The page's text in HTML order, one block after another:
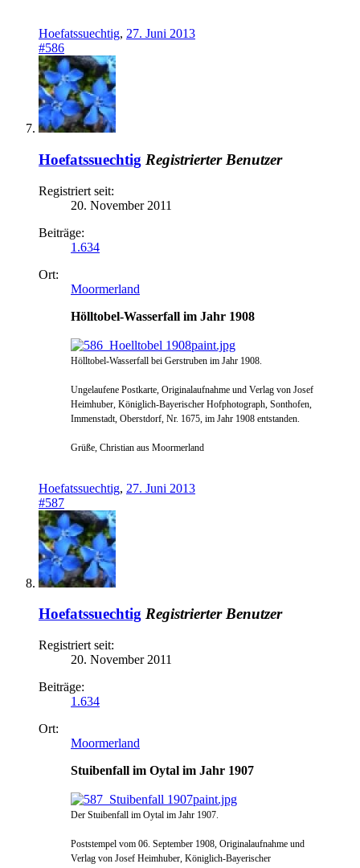
Hoefatssuechtig, 27. Juni 2013
#586
Hoefatssuechtig Registrierter Benutzer
Registriert seit:
20. November 2011
Beiträge:
1.634
Ort:
Moormerland
Hölltobel-Wasserfall im Jahr 1908
Hölltobel-Wasserfall bei Gerstruben im Jahr 1908.
Ungelaufene Postkarte, Originalaufnahme und Verlag von Josef
Heimhuber, Königlich-Bayerischer Hofphotograph, Sonthofen,
Immenstadt, Oberstdorf, Nr. 1675, im Jahr 1908 entstanden.
Grüße, Christian aus Moormerland
Hoefatssuechtig, 27. Juni 2013
#587
Hoefatssuechtig Registrierter Benutzer
Registriert seit:
20. November 2011
Beiträge:
1.634
Ort:
Moormerland
Stuibenfall im Oytal im Jahr 1907
Der Stuibenfall im Oytal im Jahr 1907.
Poststempel vom 06. September 1908, Originalaufnahme und
Verlag von Josef Heimhuber, Königlich-Bayerischer